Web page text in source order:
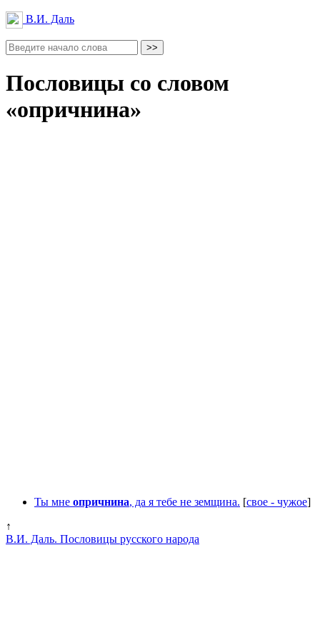
В.И. Даль
Пословицы со словом
«опричнина»
Ты мне опричнина, да я тебе не земщина. [свое - чужое]
↑
В.И. Даль. Пословицы русского народа